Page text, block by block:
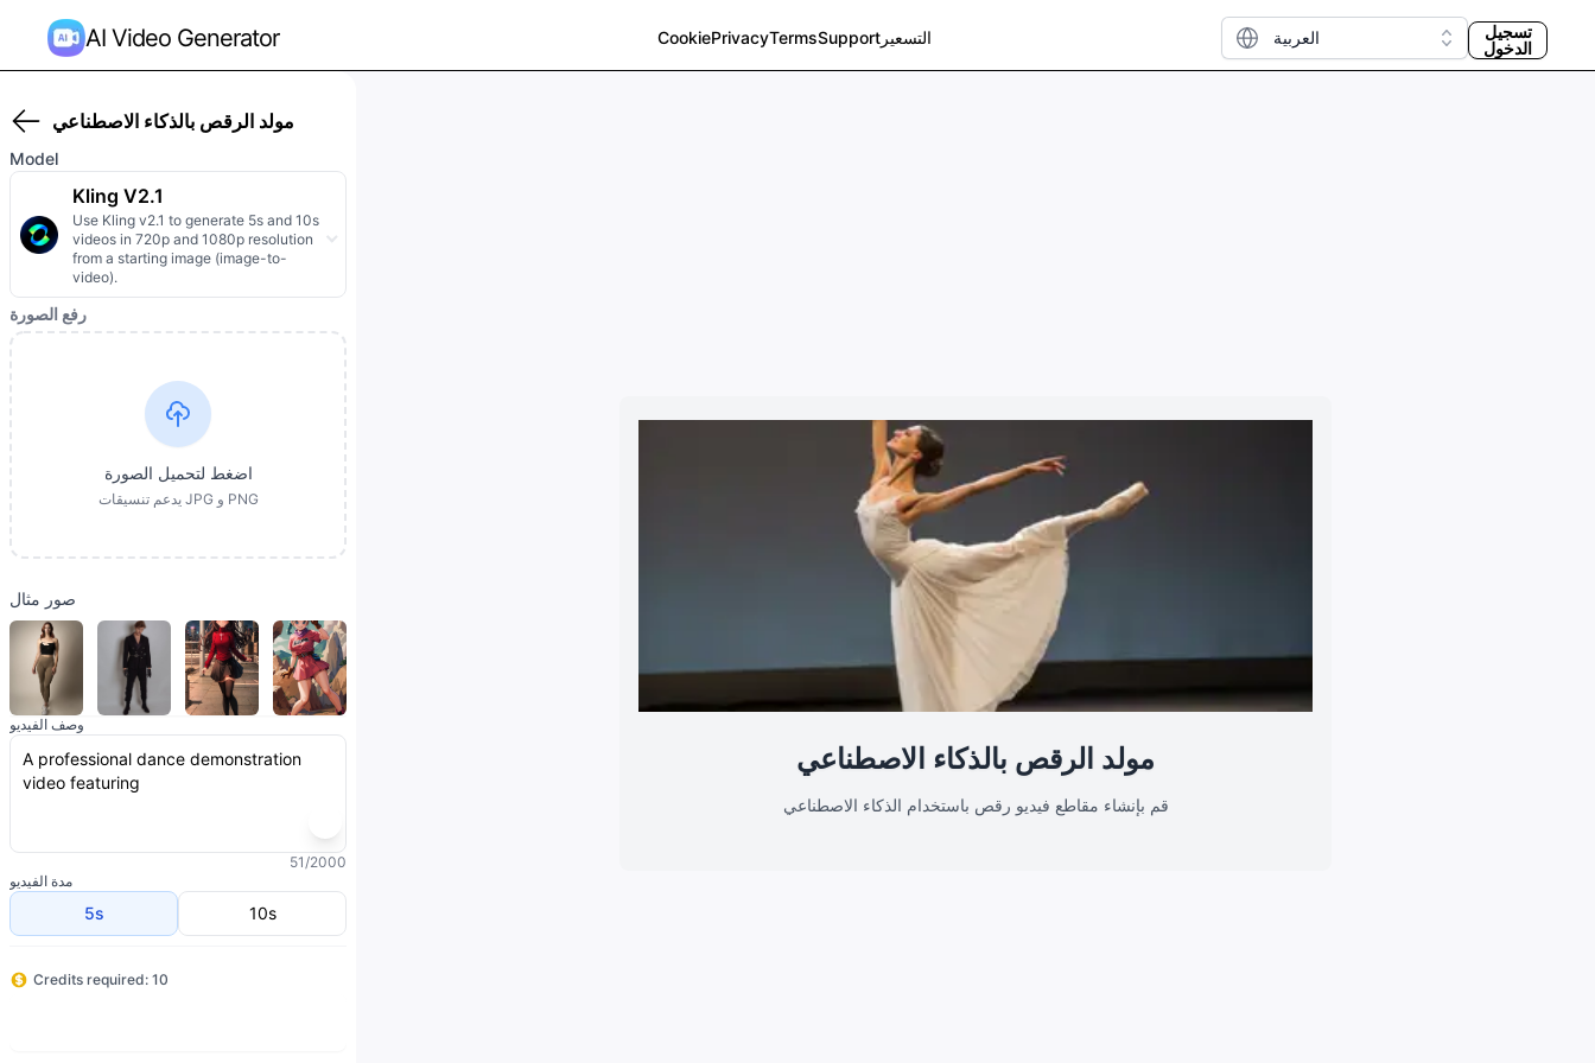
AI Video Generator CookiePrivacyTermsSupport التسعير العربية
تسجيل
الدخول
مولد الرقص بالذكاء الاصطناعي
Model
Kling V2.1
Use Kling v2.1 to generate 5s and 10s
videos in 720p and 1080p resolution
from a starting image (image-to-
video).
رفع الصورة
اضغط لتحميل الصورة
يدعم تنسيقات JPG و PNG
صور مثال
وصف الفيديو
51/2000
مدة الفيديو
5s 10s
Credits required: 10
مولد الرقص بالذكاء الاصطناعي
قم بإنشاء مقاطع فيديو رقص باستخدام الذكاء الاصطناعي